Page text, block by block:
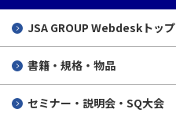
JSA GROUP Webdeskトップ
書籍・規格・物品
セミナー・説明会・SQ大会